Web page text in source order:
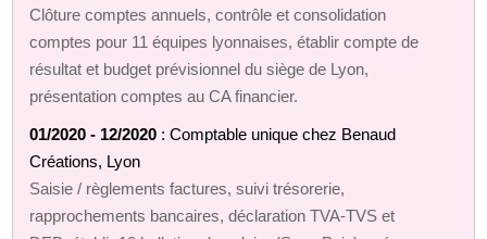
Clôture comptes annuels, contrôle et consolidation
comptes pour 11 équipes lyonnaises, établir compte de
résultat et budget prévisionnel du siège de Lyon,
présentation comptes au CA financier.
01/2020 - 12/2020 : Comptable unique chez Benaud
Créations, Lyon
Saisie / règlements factures, suivi trésorerie,
rapprochements bancaires, déclaration TVA-TVS et